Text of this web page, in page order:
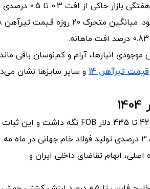
در 16 تیرماه، ثبات کامل و بدون نوسان برای قیمت روزانه تیرآهن ثبت شد. تحلیل هفتگی بازار
برخی سایزها بود که
انبارها، آرام و کم‌نوسان باقی
قیمت تیرآهن 14
و سایر سایزها نشان
بازار جهانی بیلت و اسلب در هفته 27 سال میلادی، بیلت صادراتی ایران را در بازه 420 تا 435 دلار FOB نگه داشت و این ثبات
قیمتی، حاشیه سود نوردکاران تیرآهن را در محدوده 8 تا 10 درصد حفظ کرد. افت 3.8 درصدی تولید فولاد خام جهانی در ماه مه
اصلی، ابهام تقاضای داخلی ایران و